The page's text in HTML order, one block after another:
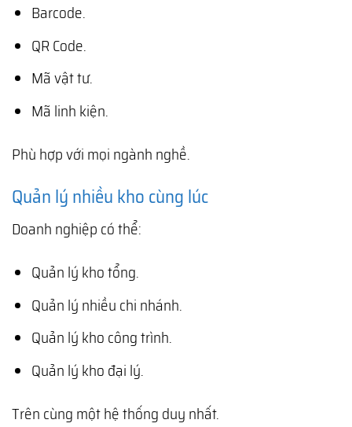
Barcode.
QR Code.
Mã vật tư.
Mã linh kiện.
Phù hợp với mọi ngành nghề.
Quản lý nhiều kho cùng lúc
Doanh nghiệp có thể:
Quản lý kho tổng.
Quản lý nhiều chi nhánh.
Quản lý kho công trình.
Quản lý kho đại lý.
Trên cùng một hệ thống duy nhất.